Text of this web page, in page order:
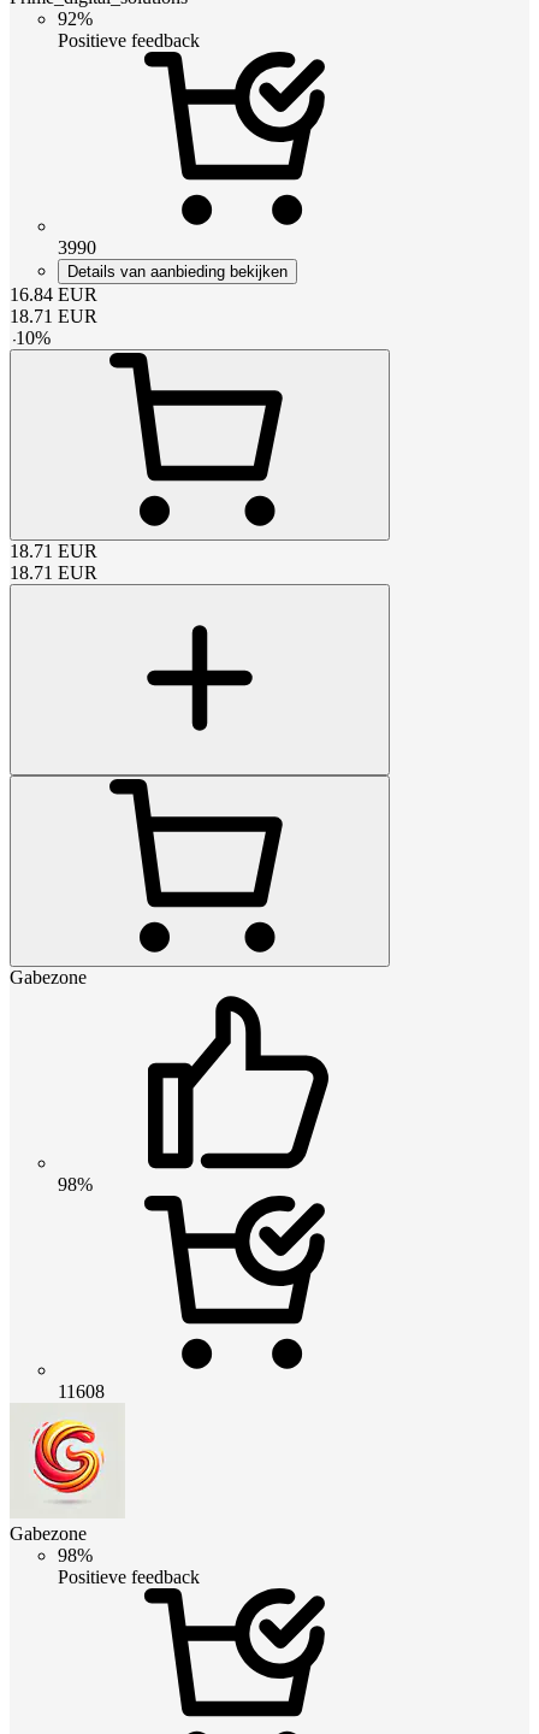
92%
Positieve feedback
3990
Details van aanbieding bekijken
16.84 EUR
18.71 EUR
-10%
18.71 EUR
18.71 EUR
Gabezone
98%
11608
Gabezone
98%
Positieve feedback